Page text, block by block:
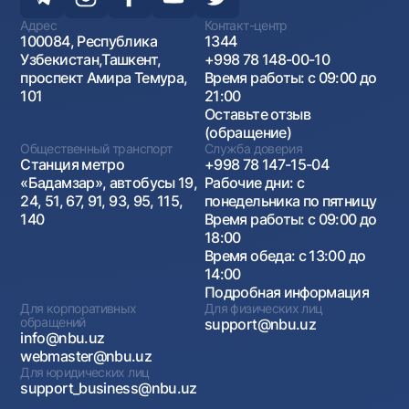
Адрес
100084, Республика
Узбекистан,Ташкент,
проспект Амира Темура,
101
Контакт-центр
1344
+998 78 148-00-10
Время работы: с 09:00 до
21:00
Оставьте отзыв
(обращение)
Общественный транспорт
Станция метро
«Бадамзар», автобусы 19,
24, 51, 67, 91, 93, 95, 115,
140
Служба доверия
+998 78 147-15-04
Рабочие дни: с
понедельника по пятницу
Время работы: с 09:00 до
18:00
Время обеда: с 13:00 до
14:00
Подробная информация
Для корпоративных
обращений
info@nbu.uz
webmaster@nbu.uz
Для физических лиц
support@nbu.uz
Для юридических лиц
support_business@nbu.uz